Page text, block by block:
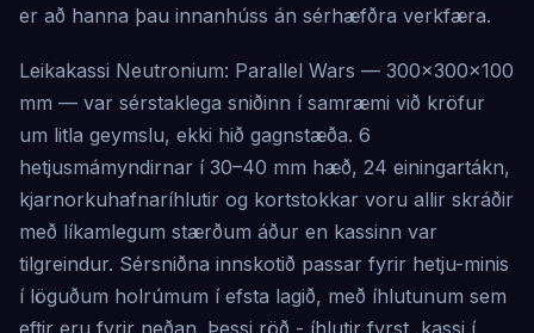
er að hanna þau innanhúss án sérhæfðra verkfæra.
Leikakassi Neutronium: Parallel Wars — 300×300×100
mm — var sérstaklega sniðinn í samræmi við kröfur
um litla geymslu, ekki hið gagnstæða. 6
hetjusmámyndirnar í 30–40 mm hæð, 24 einingartákn,
kjarnorkuhafnaríhlutir og kortstokkar voru allir skráðir
með líkamlegum stærðum áður en kassinn var
tilgreindur. Sérsniðna innskotið passar fyrir hetju-minis
í löguðum holrúmum í efsta lagið, með íhlutunum sem
eftir eru fyrir neðan. Þessi röð - íhlutir fyrst, kassi í